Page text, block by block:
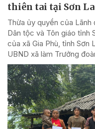
thiên tai tại Sơn La
Thừa ủy quyền của Lãnh
Dân tộc và Tôn giáo tỉnh
của xã Gia Phù, tỉnh Sơn
UBND xã làm Trưởng